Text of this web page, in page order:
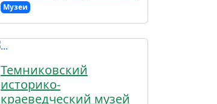
Музеи
Темниковский
историко-
краеведческий музей